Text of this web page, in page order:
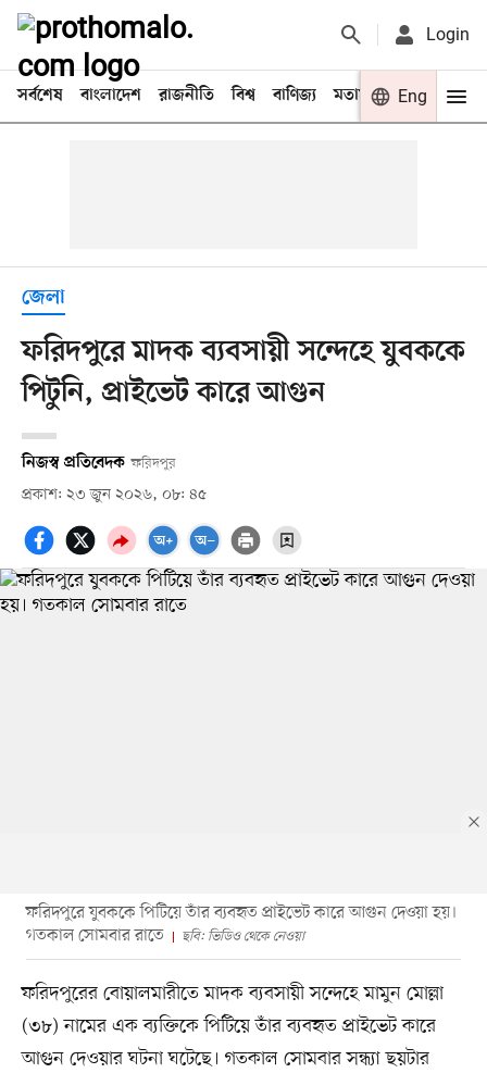
Login
সর্বশেষ বাংলাদেশ রাজনীতি বিশ্ব বাণিজ্য মতামত খেলা
Eng
জেলা
ফরিদপুরে মাদক ব্যবসায়ী সন্দেহে যুবককে
পিটুনি, প্রাইভেট কারে আগুন
নিজস্ব প্রতিবেদক ফরিদপুর
প্রকাশ: ২৩ জুন ২০২৬, ০৮: ৪৫
ফরিদপুরে যুবককে পিটিয়ে তাঁর ব্যবহৃত প্রাইভেট কারে আগুন দেওয়া হয়।
গতকাল সোমবার রাতে
ছবি: ভিডিও থেকে নেওয়া
ফরিদপুরের বোয়ালমারীতে মাদক ব্যবসায়ী সন্দেহে মামুন মোল্লা
(৩৮) নামের এক ব্যক্তিকে পিটিয়ে তাঁর ব্যবহৃত প্রাইভেট কারে
আগুন দেওয়ার ঘটনা ঘটেছে। গতকাল সোমবার সন্ধ্যা ছয়টার